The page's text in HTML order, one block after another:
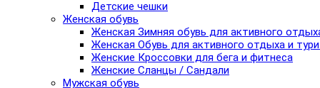
Детские чешки
Женская обувь
Женская Зимняя обувь для активного
Женская Обувь для активного отдыха и
Женские Кроссовки для бега и фитнеса
Женские Сланцы / Сандали
Мужская обувь